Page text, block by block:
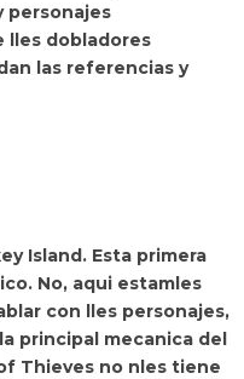
personajes
lles dobladores
las referencias y
Island. Esta primera
. No, aqui estamles
con lles personajes,
principal mecanica del
Thieves no nles tiene